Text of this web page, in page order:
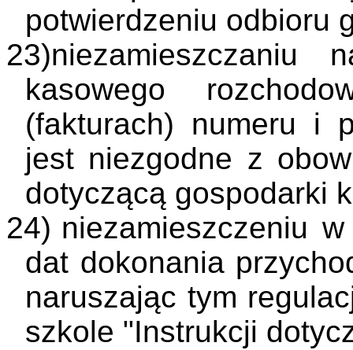
potwierdzeniu odbioru
23)niezamieszczaniu
kasowego
(fakturach) numeru i
jest niezgodne z
dotyczącą gospodarki
24) niezamieszczeniu
dat dokonania
naruszając tym
szkole "Instrukcji